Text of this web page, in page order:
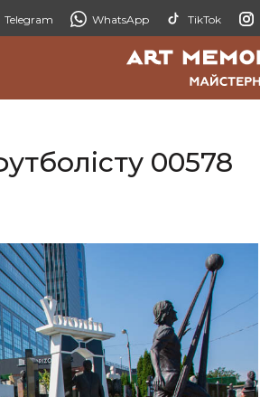
Telegram WhatsApp TikTok
00578